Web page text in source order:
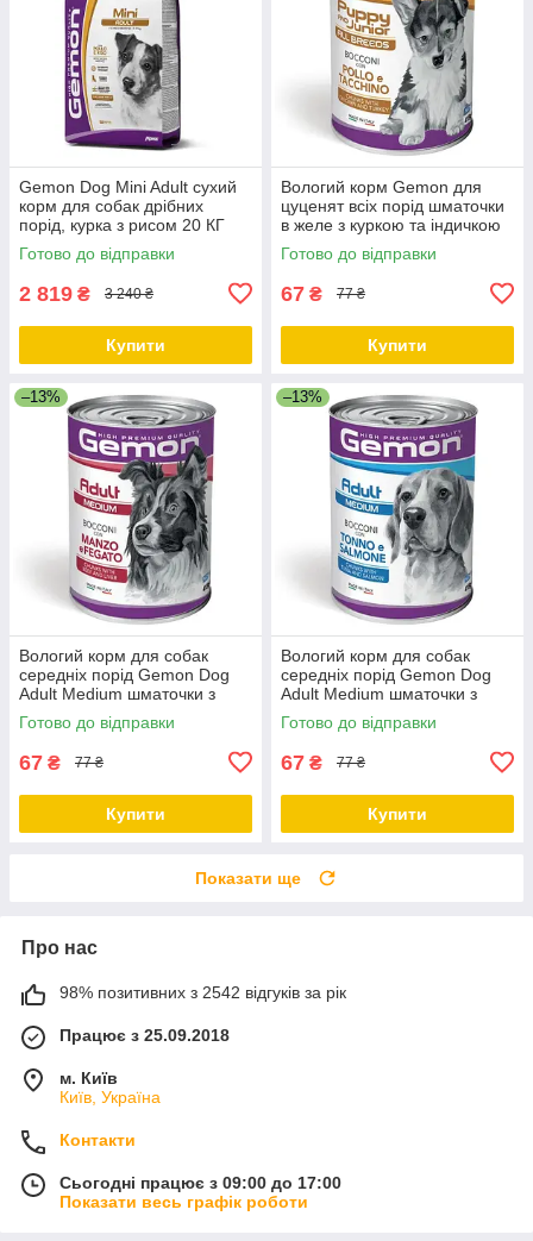
Gemon Dog Mini Adult сухий
корм для собак дрібних
порід, курка з рисом 20 КГ
Готово до відправки
2 819 ₴ 3 240 ₴
Купити
Вологий корм Gemon для
цуценят всіх порід шматочки
в желе з куркою та індичкою
415 г
Готово до відправки
67 ₴ 77 ₴
Купити
–13%
Вологий корм для собак
середніх порід Gemon Dog
Adult Medium шматочки з
яловичиною та печінкою 415
гГотово до відправки
67 ₴ 77 ₴
Купити
–13%
Вологий корм для собак
середніх порід Gemon Dog
Adult Medium шматочки з
тунцем та лососем 415 г
Готово до відправки
67 ₴ 77 ₴
Купити
Показати ще
Про нас
98% позитивних з 2542 відгуків за рік
Працює з 25.09.2018
м. Київ
Київ, Україна
Контакти
Сьогодні працює з 09:00 до 17:00
Показати весь графік роботи